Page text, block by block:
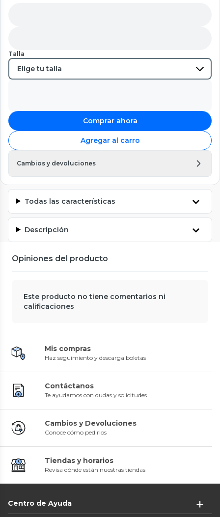
Talla
Comprar ahora
Agregar al carro
Cambios y devoluciones
Todas las características
Descripción
Opiniones del producto
Este producto no tiene comentarios ni
calificaciones
Mis compras
Haz seguimiento y descarga boletas
Contáctanos
Te ayudamos con dudas y solicitudes
Cambios y Devoluciones
Conoce cómo pedirlos
Tiendas y horarios
Revisa dónde están nuestras tiendas
Centro de Ayuda